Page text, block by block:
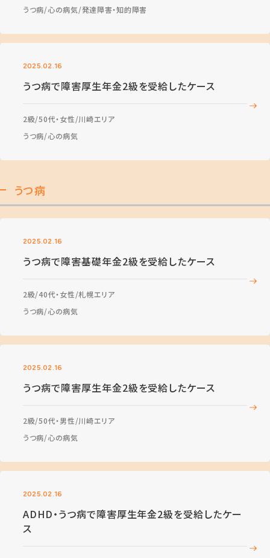
うつ病 心の病気 発達障害・知的障害
2025.02.16
うつ病で障害厚生年金2級を受給したケース
2級 50代・女性 川崎エリア
うつ病 心の病気
うつ病
2025.02.16
うつ病で障害基礎年金2級を受給したケース
2級 40代・女性 札幌エリア
うつ病 心の病気
2025.02.16
うつ病で障害厚生年金2級を受給したケース
2級 50代・男性 川崎エリア
うつ病 心の病気
2025.02.16
ADHD・うつ病で障害厚生年金2級を受給したケー
ス